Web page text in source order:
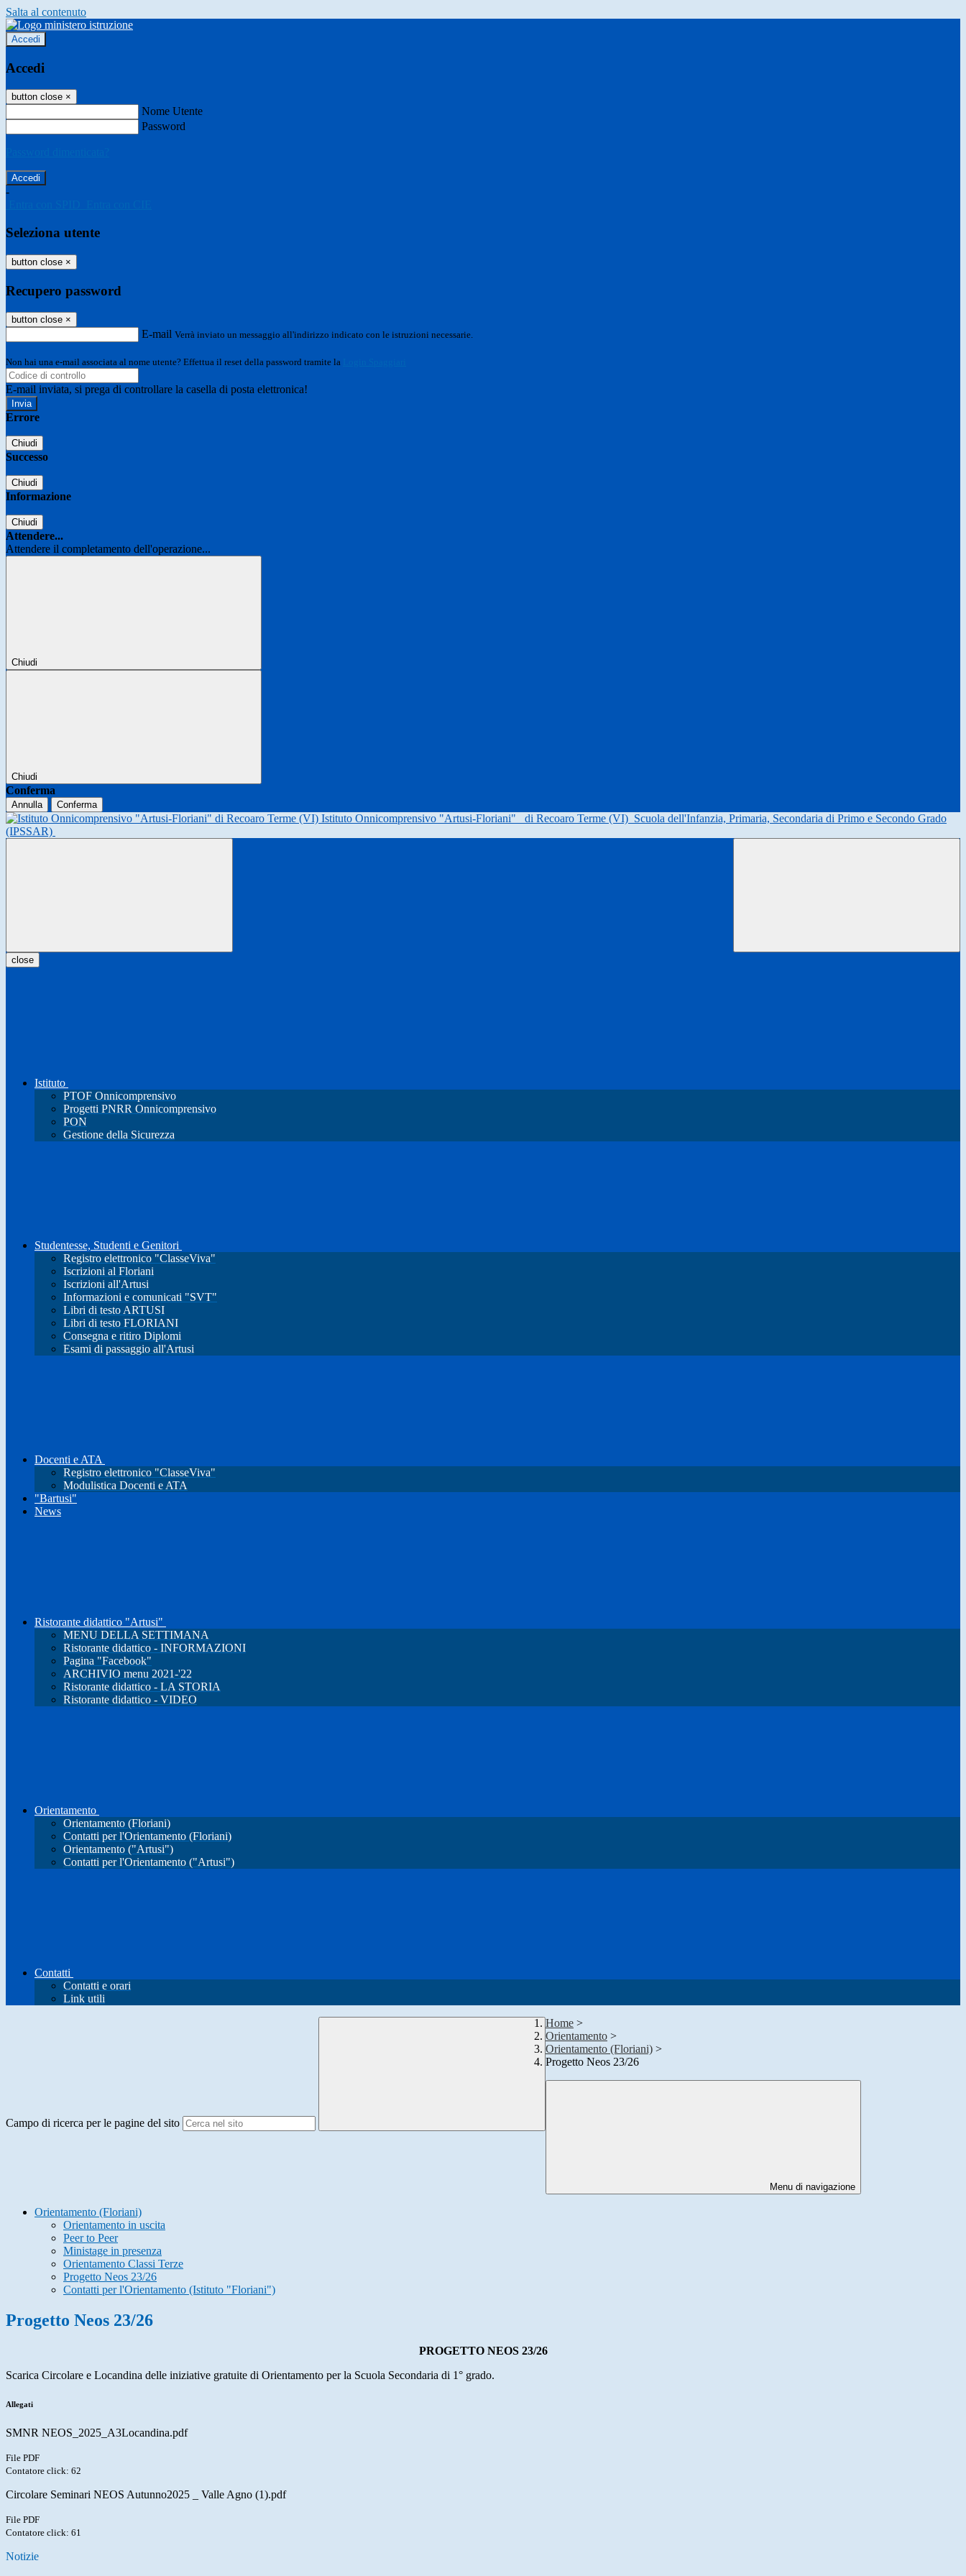
Salta al contenuto
Accedi
Accedi
button close ×
Nome Utente
Password
-
Seleziona utente
button close ×
Recupero password
button close ×
E-mail Verrà inviato un messaggio all'indirizzo indicato con le istruzioni necessarie.
Non hai una e-mail associata al nome utente? Effettua il reset della password tramite la
E-mail inviata, si prega di controllare la casella di posta elettronica!
Errore
Chiudi
Successo
Chiudi
Informazione
Chiudi
Attendere...
Attendere il completamento dell'operazione...
Chiudi
Chiudi
Conferma
Annulla Conferma
Istituto Onnicomprensivo "Artusi-Floriani" di Recoaro Terme (VI) Scuola dell'Infanzia, Primaria, Secondaria di Primo e Secondo Grado
(IPSSAR)
close
Istituto
PTOF Onnicomprensivo
Progetti PNRR Onnicomprensivo
PON
Gestione della Sicurezza
Studentesse, Studenti e Genitori
Registro elettronico "ClasseViva"
Iscrizioni al Floriani
Iscrizioni all'Artusi
Informazioni e comunicati "SVT"
Libri di testo ARTUSI
Libri di testo FLORIANI
Consegna e ritiro Diplomi
Esami di passaggio all'Artusi
Docenti e ATA
Registro elettronico "ClasseViva"
Modulistica Docenti e ATA
"Bartusi"
News
Ristorante didattico "Artusi"
MENU DELLA SETTIMANA
Ristorante didattico - INFORMAZIONI
Pagina "Facebook"
ARCHIVIO menu 2021-'22
Ristorante didattico - LA STORIA
Ristorante didattico - VIDEO
Orientamento
Orientamento (Floriani)
Contatti per l'Orientamento (Floriani)
Orientamento ("Artusi")
Contatti per l'Orientamento ("Artusi")
Contatti
Contatti e orari
Link utili
Campo di ricerca per le pagine del sito
Home >
Orientamento >
Orientamento (Floriani) >
Progetto Neos 23/26
Menu di navigazione
Orientamento (Floriani)
Orientamento in uscita
Peer to Peer
Ministage in presenza
Orientamento Classi Terze
Progetto Neos 23/26
Contatti per l'Orientamento (Istituto "Floriani")
Progetto Neos 23/26
PROGETTO NEOS 23/26
Scarica Circolare e Locandina delle iniziative gratuite di Orientamento per la Scuola Secondaria di 1° grado.
Allegati
SMNR NEOS_2025_A3Locandina.pdf
File PDF
Contatore click: 62
Circolare Seminari NEOS Autunno2025 _ Valle Agno (1).pdf
File PDF
Contatore click: 61
Notizie